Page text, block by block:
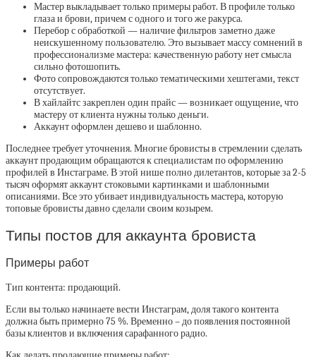
Мастер выкладывает только примеры работ. В профиле только
глаза и брови, причем с одного и того же ракурса.
Перебор с обработкой — наличие фильтров заметно даже
неискушенному пользователю. Это вызывает массу сомнений в
профессионализме мастера: качественную работу нет смысла
сильно фотошопить.
Фото сопровождаются только тематическими хештегами, текст
отсутствует.
В хайлайтс закреплен один прайс — возникает ощущение, что
мастеру от клиента нужны только деньги.
Аккаунт оформлен дешево и шаблонно.
Последнее требует уточнения. Многие бровисты в стремлении сделать
аккаунт продающим обращаются к специалистам по оформлению
профилей в Инстаграме. В этой нише полно дилетантов, которые за 2-5
тысяч оформят аккаунт стоковыми картинками и шаблонными
описаниями. Все это убивает индивидуальность мастера, которую
топовые бровисты давно сделали своим козырем.
Типы постов для аккаунта бровиста
Примеры работ
Тип контента: продающий.
Если вы только начинаете вести Инстаграм, доля такого контента
должна быть примерно 75 %. Временно – до появления постоянной
базы клиентов и включения сарафанного радио.